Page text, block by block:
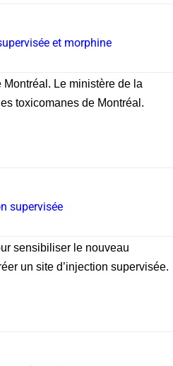
et morphine
Le ministère de la
toxicomanes de Montréal.
supervisée
sensibiliser le nouveau
un site d’injection supervisée.